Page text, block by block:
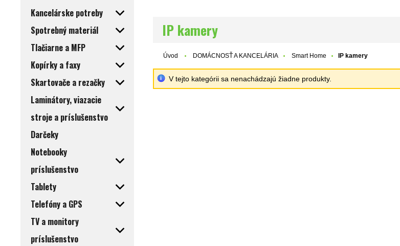
Kancelárske potreby
Spotrebný materiál
Tlačiarne a MFP
Kopírky a faxy
Skartovače a rezačky
Laminátory, viazacie
stroje a príslušenstvo
Darčeky
Notebooky
príslušenstvo
Tablety
Telefóny a GPS
TV a monitory
príslušenstvo
IP kamery
Úvod DOMÁCNOSŤ A KANCELÁRIA Smart Home IP kamery
V tejto kategórii sa nenachádzajú žiadne produkty.